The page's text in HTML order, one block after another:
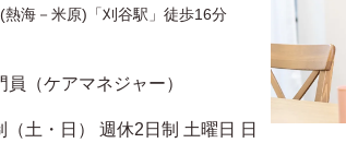
(熱海－米原)「刈谷駅」徒歩16分
（ケアマネジャー）
（土・日） 週休2日制 土曜日 日